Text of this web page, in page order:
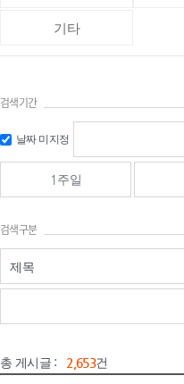
기타
검색기간
날짜 미지정
1주일
검색구분
제목
총 게시글 : 2,653건